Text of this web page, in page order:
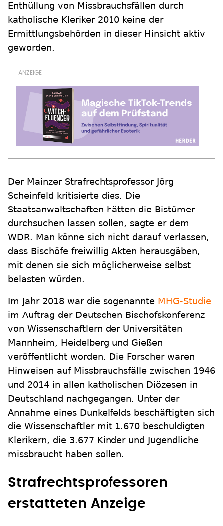
Enthüllung von Missbrauchsfällen durch
katholische Kleriker 2010 keine der
Ermittlungsbehörden in dieser Hinsicht aktiv
geworden.
Der Mainzer Strafrechtsprofessor Jörg
Scheinfeld kritisierte dies. Die
Staatsanwaltschaften hätten die Bistümer
durchsuchen lassen sollen, sagte er dem
WDR. Man könne sich nicht darauf verlassen,
dass Bischöfe freiwillig Akten herausgäben,
mit denen sie sich möglicherweise selbst
belasten würden.
Im Jahr 2018 war die sogenannte MHG-Studie
im Auftrag der Deutschen Bischofskonferenz
von Wissenschaftlern der Universitäten
Mannheim, Heidelberg und Gießen
veröffentlicht worden. Die Forscher waren
Hinweisen auf Missbrauchsfälle zwischen 1946
und 2014 in allen katholischen Diözesen in
Deutschland nachgegangen. Unter der
Annahme eines Dunkelfelds beschäftigten sich
die Wissenschaftler mit 1.670 beschuldigten
Klerikern, die 3.677 Kinder und Jugendliche
missbraucht haben sollen.
Strafrechtsprofessoren
erstatteten Anzeige